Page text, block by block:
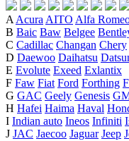
AAcuraAITO Alfa
B Baic Baw Belgee
C Cadillac Changan Chery
D Daewoo Daihatsu
E Evolute Exeed Exlantix
F Faw Fiat Ford Forthing
G GAC Geely Genesis
H Hafei Haima Haval
I Indian auto Ineos Infiniti
J JAC Jaecoo Jaguar Jeep